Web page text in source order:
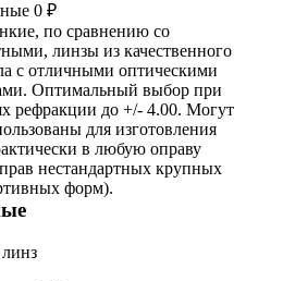
0 ₽
по сравнению со
линзы из качественного
с отличными оптическими
Оптимальный выбор при
рефракции до +/- 4.00. Могут
для изготовления
в любую оправу
нестандартных крупных
форм).